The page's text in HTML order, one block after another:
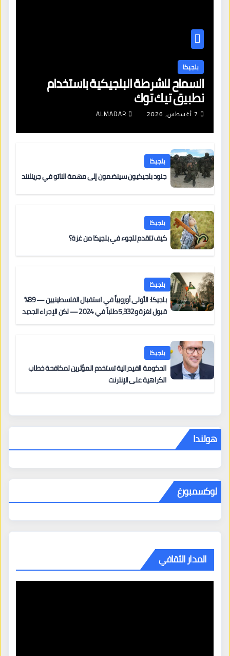
بلجيكا
السماح للشرطة البلجيكية باستخدام
تطبيق تيك توك
7 أغسطس، 2026 ALMADAR
بلجيكا
جنود بلجيكيون سينضمون إلى مهمة الناتو في جرينلاند
بلجيكا
كيف تتقدم للجوء في بلجيكا من غزة؟
بلجيكا
بلجيكا: الأولى أوروبياً في استقبال الفلسطينيين — 89%
قبول لغزة و5,332 طلباً في 2024 — لكن الإجراء الجديد
بلجيكا
الحكومة الفيدرالية تستخدم المؤثرين لمكافحة خطاب
الكراهية على الإنترنت
هولندا
لوكسمبورغ
المدار الثقافي